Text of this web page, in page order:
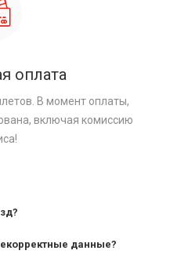
оплата
В момент оплаты,
включая комиссию
данные?